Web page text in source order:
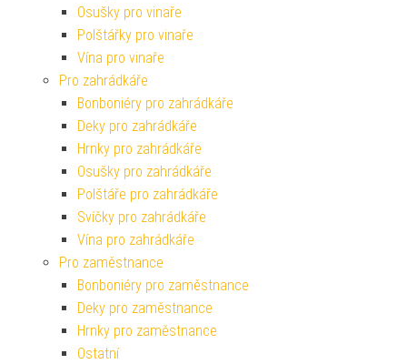
Osušky pro vinaře
Polštářky pro vinaře
Vína pro vinaře
Pro zahrádkáře
Bonboniéry pro zahrádkáře
Deky pro zahrádkáře
Hrnky pro zahrádkáře
Osušky pro zahrádkáře
Polštáře pro zahrádkáře
Svíčky pro zahrádkáře
Vína pro zahrádkáře
Pro zaměstnance
Bonboniéry pro zaměstnance
Deky pro zaměstnance
Hrnky pro zaměstnance
Ostatní